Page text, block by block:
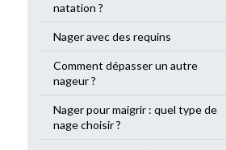
natation ?
Nager avec des requins
Comment dépasser un autre
nageur ?
Nager pour maigrir : quel type de
nage choisir ?